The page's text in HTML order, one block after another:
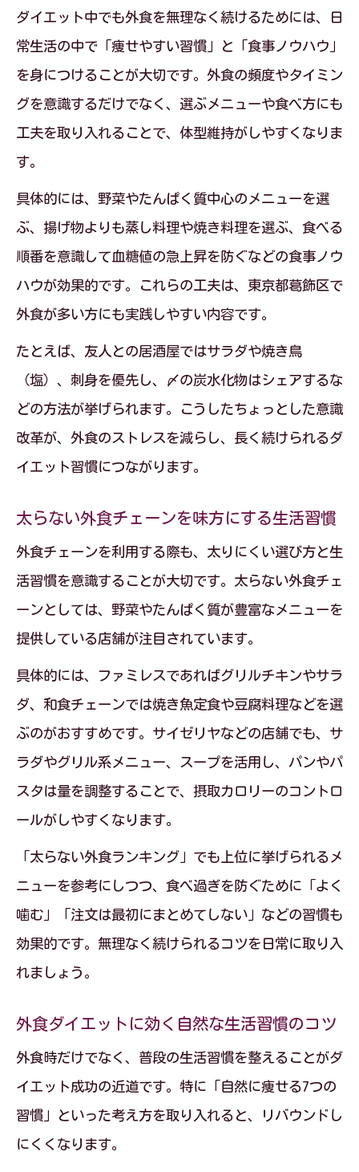
ダイエット中でも外食を無理なく続けるためには、日
常生活の中で「痩せやすい習慣」と「食事ノウハウ」
を身につけることが大切です。外食の頻度やタイミン
グを意識するだけでなく、選ぶメニューや食べ方にも
工夫を取り入れることで、体型維持がしやすくなりま
す。
具体的には、野菜やたんぱく質中心のメニューを選
ぶ、揚げ物よりも蒸し料理や焼き料理を選ぶ、食べる
順番を意識して血糖値の急上昇を防ぐなどの食事ノウ
ハウが効果的です。これらの工夫は、東京都葛飾区で
外食が多い方にも実践しやすい内容です。
たとえば、友人との居酒屋ではサラダや焼き鳥
（塩）、刺身を優先し、〆の炭水化物はシェアするな
どの方法が挙げられます。こうしたちょっとした意識
改革が、外食のストレスを減らし、長く続けられるダ
イエット習慣につながります。
太らない外食チェーンを味方にする生活習慣
外食チェーンを利用する際も、太りにくい選び方と生
活習慣を意識することが大切です。太らない外食チェ
ーンとしては、野菜やたんぱく質が豊富なメニューを
提供している店舗が注目されています。
具体的には、ファミレスであればグリルチキンやサラ
ダ、和食チェーンでは焼き魚定食や豆腐料理などを選
ぶのがおすすめです。サイゼリヤなどの店舗でも、サ
ラダやグリル系メニュー、スープを活用し、パンやパ
スタは量を調整することで、摂取カロリーのコントロ
ールがしやすくなります。
「太らない外食ランキング」でも上位に挙げられるメ
ニューを参考にしつつ、食べ過ぎを防ぐために「よく
噛む」「注文は最初にまとめてしない」などの習慣も
効果的です。無理なく続けられるコツを日常に取り入
れましょう。
外食ダイエットに効く自然な生活習慣のコツ
外食時だけでなく、普段の生活習慣を整えることがダ
イエット成功の近道です。特に「自然に痩せる7つの
習慣」といった考え方を取り入れると、リバウンドし
にくくなります。